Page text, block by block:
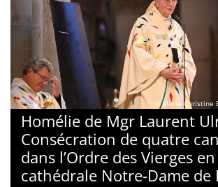
© Marie-Christine
Homélie de Mgr Laurent
Consécration de quatre
dans l’Ordre des Vierges
cathédrale Notre-Dame de